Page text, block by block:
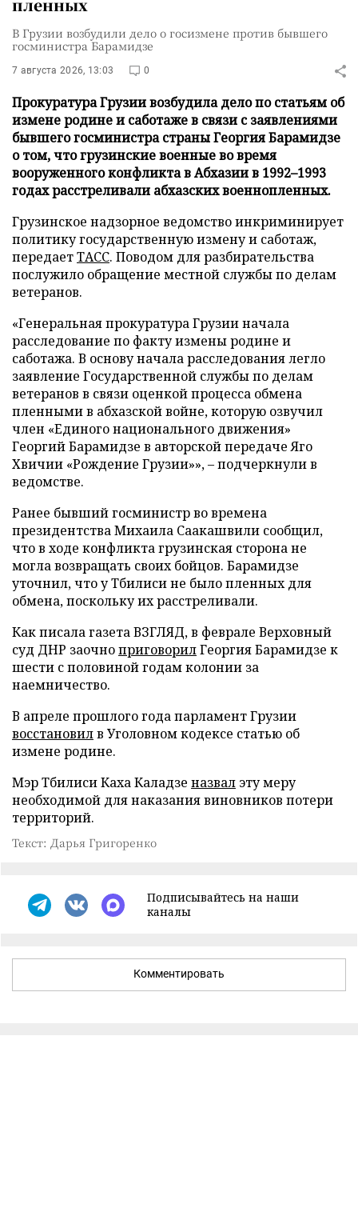
пленных
В Грузии возбудили дело о госизмене против бывшего
госминистра Барамидзе
7 августа 2026, 13:03 0
Прокуратура Грузии возбудила дело по статьям об
измене родине и саботаже в связи с заявлениями
бывшего госминистра страны Георгия Барамидзе
о том, что грузинские военные во время
вооруженного конфликта в Абхазии в 1992–1993
годах расстреливали абхазских военнопленных.
Грузинское надзорное ведомство инкриминирует
политику государственную измену и саботаж,
передаетТАСС. Поводом для разбирательства
послужило обращение местной службы по делам
ветеранов.
«Генеральная прокуратура Грузии начала
расследование по факту измены родине и
саботажа. В основу начала расследования легло
заявление Государственной службы по делам
ветеранов в связи оценкой процесса обмена
пленными в абхазской войне, которую озвучил
член «Единого национального движения»
Георгий Барамидзе в авторской передаче Яго
Хвичии «Рождение Грузии»», – подчеркнули в
ведомстве.
Ранее бывший госминистр во времена
президентства Михаила Саакашвили сообщил,
что в ходе конфликта грузинская сторона не
могла возвращать своих бойцов. Барамидзе
уточнил, что у Тбилиси не было пленных для
обмена, поскольку их расстреливали.
Как писала газета ВЗГЛЯД, в феврале Верховный
суд ДНР заочноприговорилГеоргия Барамидзе к
шести с половиной годам колонии за
наемничество.
В апреле прошлого года парламент Грузии
восстановилв Уголовном кодексе статью об
измене родине.
Мэр Тбилиси Каха Каладзе назвал эту меру
необходимой для наказания виновников потери
территорий.
Текст: Дарья Григоренко
Подписывайтесь на наши
каналы
Комментировать